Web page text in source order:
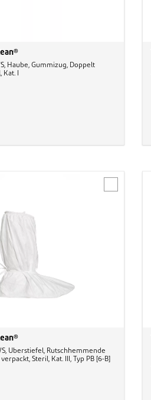
Haube, Gummizug, Doppelt
Kat. I
Überstiefel, Rutschhemmende
Steril, Kat. III, Typ PB [6-B]